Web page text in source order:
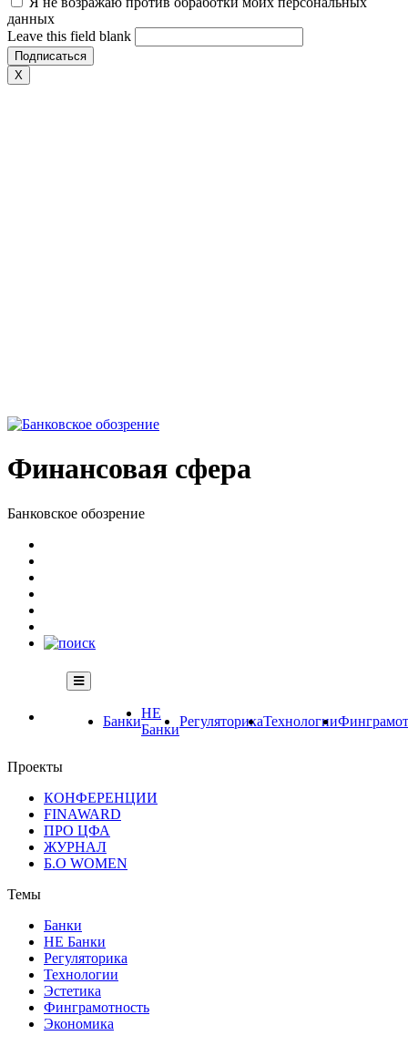
данных
Leave this field blank
X
Финансовая сфера
Банковское обозрение
Банки
НЕ
Банки
РегуляторикаТехнологии
Проекты
КОНФЕРЕНЦИИ
FINAWARD
ПРО ЦФА
ЖУРНАЛ
Б.О WOMEN
Темы
Банки
НЕ Банки
Регуляторика
Технологии
Эстетика
Финграмотность
Экономика